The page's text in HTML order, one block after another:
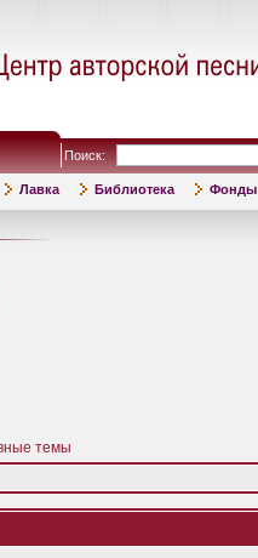
Поиск:
Лавка Библиотека Фонды
темы